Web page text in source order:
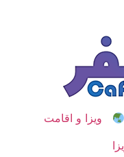
ویزا و اقامت